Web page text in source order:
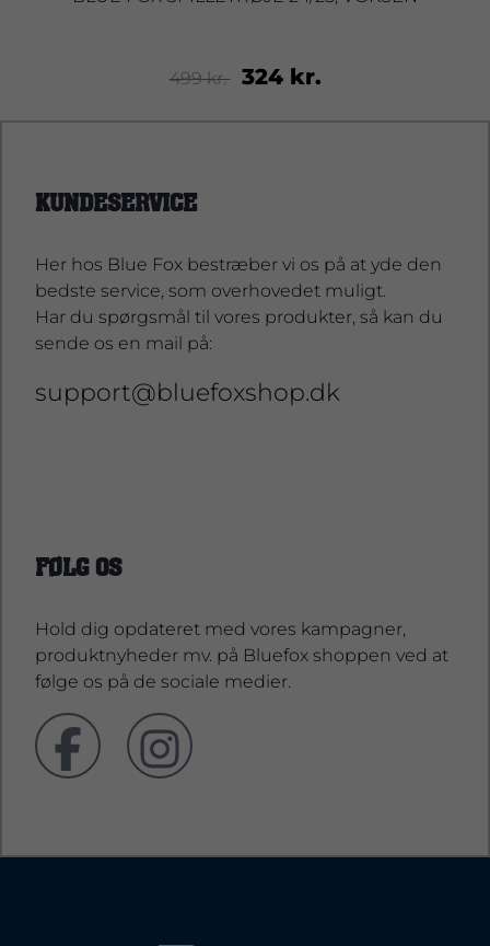
499 kr. 324 kr.
KUNDESERVICE
Her hos Blue Fox bestræber vi os på at yde den
bedste service, som overhovedet muligt.
Har du spørgsmål til vores produkter, så kan du
sende os en mail på:
support@bluefoxshop.dk
FØLG OS
Hold dig opdateret med vores kampagner,
produktnyheder mv. på Bluefox shoppen ved at
følge os på de sociale medier.